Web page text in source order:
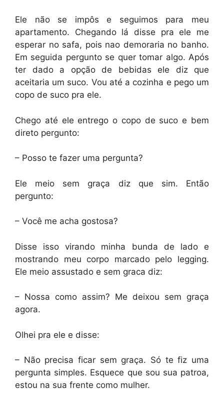
Ele não se impôs e seguimos para meu
apartamento. Chegando lá disse pra ele me
esperar no safa, pois nao demoraria no banho.
Em seguida pergunto se quer tomar algo. Após
ter dado a opção de bebidas ele diz que
aceitaria um suco. Vou até a cozinha e pego um
copo de suco pra ele.
Chego até ele entrego o copo de suco e bem
direto pergunto:
– Posso te fazer uma pergunta?
Ele meio sem graça diz que sim. Então
pergunto:
– Você me acha gostosa?
Disse isso virando minha bunda de lado e
mostrando meu corpo marcado pelo legging.
Ele meio assustado e sem graca diz:
– Nossa como assim? Me deixou sem graça
agora.
Olhei pra ele e disse:
– Não precisa ficar sem graça. Só te fiz uma
pergunta simples. Esquece que sou sua patroa,
estou na sua frente como mulher.